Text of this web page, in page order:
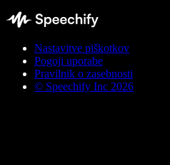
Nastavitve piškotkov
Pogoji uporabe
Pravilnik o zasebnosti
© Speechify Inc 2026